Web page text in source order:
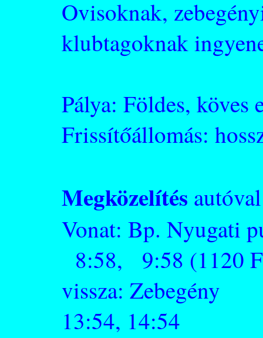
Ovisoknak,
klubtagoknak
Pálya: Földes, köves
Frissítőállomás:
Megközelítés
Vonat: Bp.
8:58, 9:58 (1120
vissza: Zebegény
13:54, 14:54